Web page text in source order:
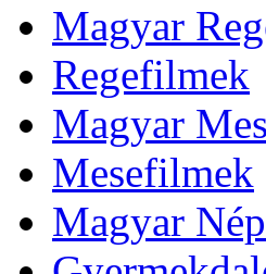
Magyar
Regefilmek
Magyar
Mesefilmek
Magyar